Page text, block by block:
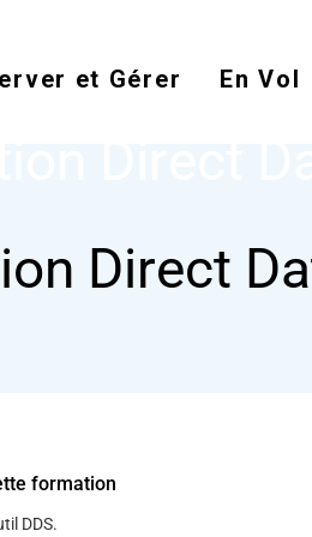
main
et Gérer En Vol
NODE FORMATION DIRECT
Direct
formation
DDS.